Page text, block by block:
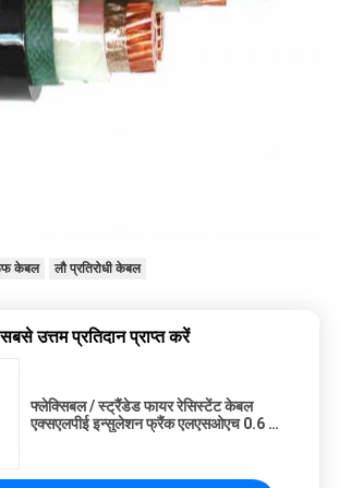
केबल लौ प्रतिरोधी केबल
सबसे उत्तम प्रतिदान प्राप्त करें
फ्लेक्सिबल / स्ट्रैंडेड फायर रेसिस्टेंट केबल
एक्सएलपीई इन्सुलेशन फ्रैंक एलएसओएच 0.6 /